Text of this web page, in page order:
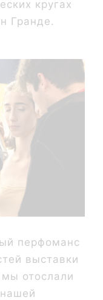
кругах
Гранде.
перфоманс
выставки
отослали